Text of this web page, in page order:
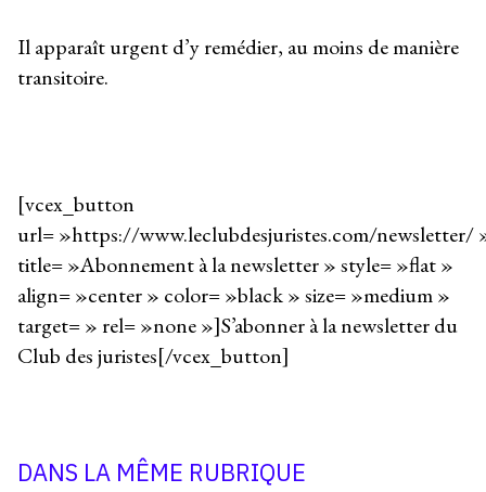
Il apparaît urgent d’y remédier, au moins de manière
transitoire.
[vcex_button
url= »https://www.leclubdesjuristes.com/newsletter/
title= »Abonnement à la newsletter » style= »flat »
align= »center » color= »black » size= »medium »
target= » rel= »none »]S’abonner à la newsletter du
Club des juristes[/vcex_button]
DANS LA MÊME RUBRIQUE